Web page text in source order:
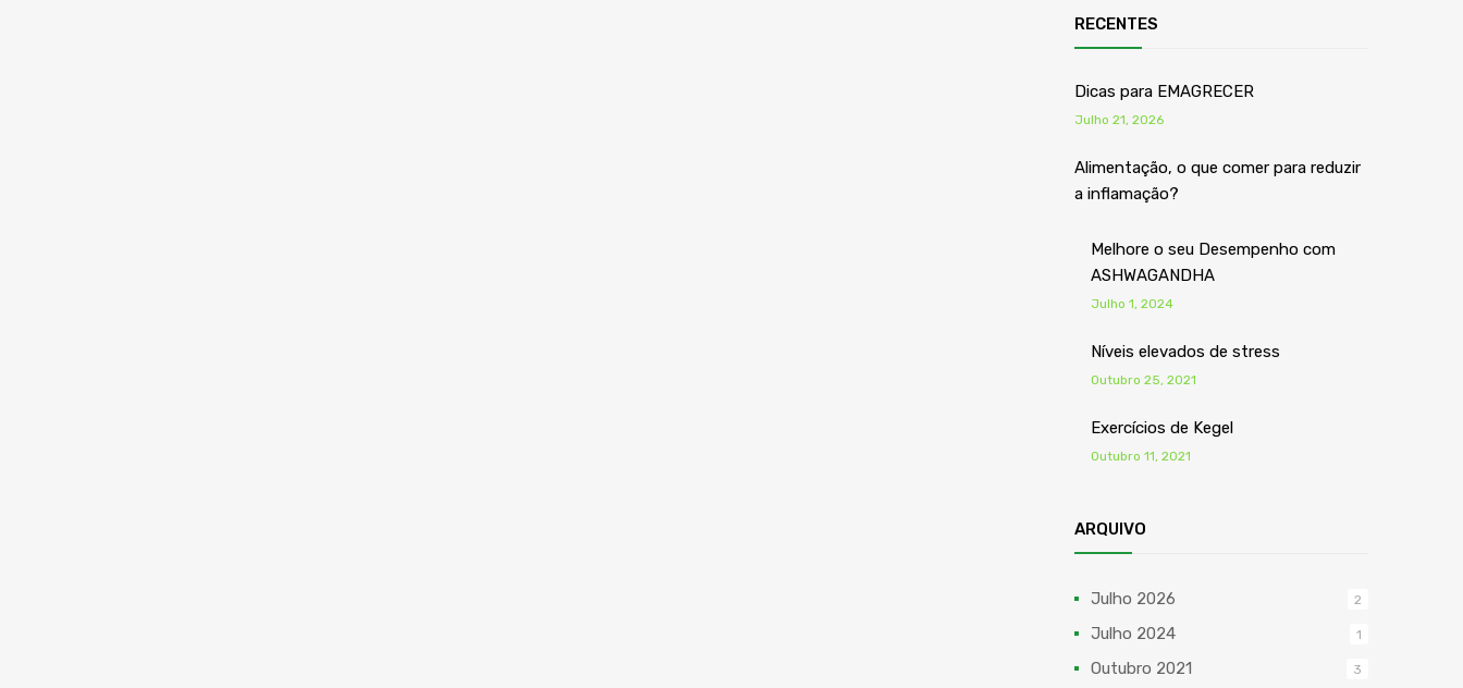
RECENTES
Dicas para EMAGRECER
Julho 21, 2026
Alimentação, o que comer para reduzir
a inflamação?
Melhore o seu Desempenho com
ASHWAGANDHA
Julho 1, 2024
Níveis elevados de stress
Outubro 25, 2021
Exercícios de Kegel
Outubro 11, 2021
ARQUIVO
Julho 2026 2
Julho 2024 1
Outubro 2021 3